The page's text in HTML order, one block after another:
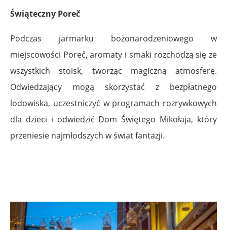
Świąteczny Poreč
Podczas jarmarku bożonarodzeniowego w
miejscowości Poreč, aromaty i smaki rozchodzą się ze
wszystkich stoisk, tworząc magiczną atmosferę.
Odwiedzający mogą skorzystać z bezpłatnego
lodowiska, uczestniczyć w programach rozrywkowych
dla dzieci i odwiedzić Dom Świętego Mikołaja, który
przeniesie najmłodszych w świat fantazji.